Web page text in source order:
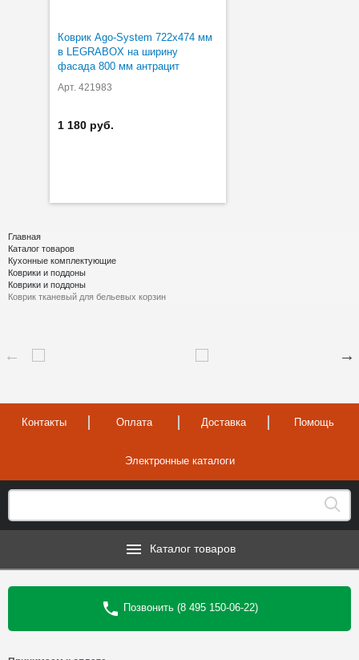
Коврик Ago-System 722х474 мм
в LEGRABOX на ширину
фасада 800 мм антрацит
Арт. 421983
1 180 руб.
Главная
Каталог товаров
Кухонные комплектующие
Коврики и поддоны
Коврики и поддоны
Коврик тканевый для бельевых корзин
Контакты Оплата Доставка Помощь
Электронные каталоги
Каталог товаров
Позвонить (8 495 150-06-22)